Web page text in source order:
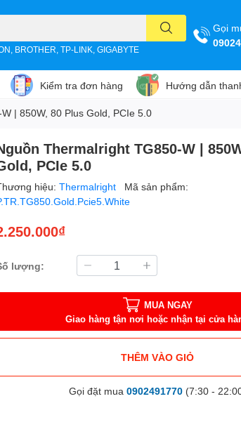
BROTHER, TP-LINK, GIGABYTE
Gọi
Kiểm tra đơn hàng Hướng dẫn
| 850W, 80 Plus Gold, PCIe 5.0
Thermalright TG850-W |
PCIe 5.0
hiệu:Thermalright
Mã sản phẩm:
lượng:
MUA NGAY
Giao hàng tận nơi hoặc nhận tại cửa
THÊM VÀO GIỎ
Gọi đặt mua 0902491770(7:30 -